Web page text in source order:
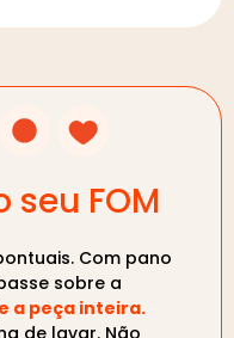
FOM
Com pano
sobre a
a peça inteira.
de lavar. Não